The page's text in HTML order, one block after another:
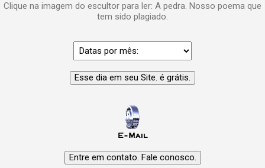
Clique na imagem do escultor para ler: A pedra. Nosso poema que
tem sido plagiado.